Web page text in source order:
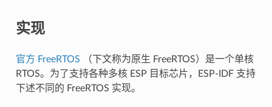
实现
官方 FreeRTOS （下文称为原生 FreeRTOS）是一个单核
RTOS。为了支持各种多核 ESP 目标芯片，ESP-IDF 支持
下述不同的 FreeRTOS 实现。